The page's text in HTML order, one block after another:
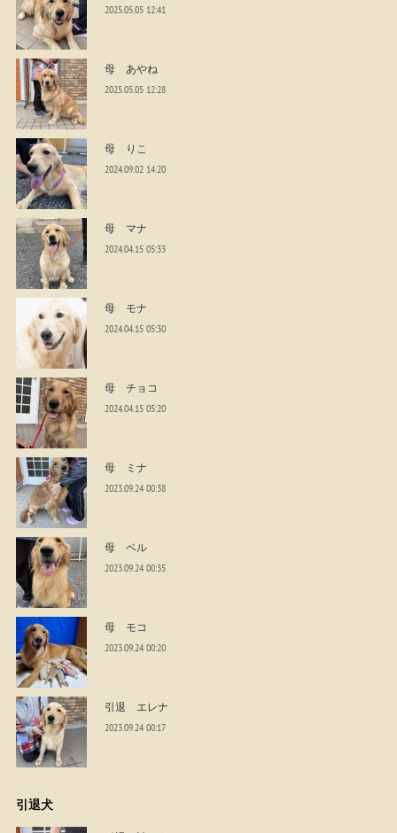
2025.05.05 12:41
母 あやね
2025.05.05 12:28
母 りこ
2024.09.02 14:20
母 マナ
2024.04.15 05:33
母 モナ
2024.04.15 05:30
母 チョコ
2024.04.15 05:20
母 ミナ
2023.09.24 00:38
母 ベル
2023.09.24 00:35
母 モコ
2023.09.24 00:20
引退 エレナ
2023.09.24 00:17
引退犬